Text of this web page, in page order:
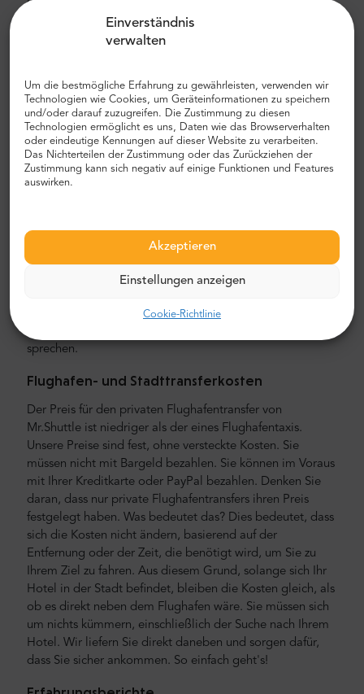
Einverständnis
verwalten
Um die bestmögliche Erfahrung zu gewährleisten, verwenden wir
Technologien wie Cookies, um Geräteinformationen zu speichern
und/oder darauf zuzugreifen. Die Zustimmung zu diesen
Technologien ermöglicht es uns, Daten wie das Browserverhalten
oder eindeutige Kennungen auf dieser Website zu verarbeiten.
Das Nichterteilen der Zustimmung oder das Zurückziehen der
Zustimmung kann sich negativ auf einige Funktionen und Features
auswirken.
Akzeptieren
Einstellungen anzeigen
Cookie-Richtlinie
ins Stadtzentrum dauert etwa 45 Minuten.Wir empfehlen
Ihnen, ein Auto und noch besser einen privaten
erreichen, ist der private Transport von Tür zu Tür. Auf
diese Weise sparen Sie viel Zeit, da Sie den
unangenehmen Prozess überspringen können, Ihre Route
herauszufinden, durch die Stadt zu navigieren und Ihren
Weg zu finden.
erschwinglichen Flughafentransfer? Reservieren Sie eines
bei Mr.Shuttle, einer Auswahl von Trip-Advisor-Nutzern für
Reisende. Wir bieten Tür-zu-Tür-Transport in neuen,
Minivans und Minibussen. Unsere Crew besteht aus
sprechen.
Flughafen- und Stadttransferkosten
Der Preis für den privaten Flughafentransfer von
Mr.Shuttle ist niedriger als der eines Flughafentaxis.
Unsere Preise sind fest, ohne versteckte Kosten. Sie
müssen nicht mit Bargeld bezahlen. Sie können im Voraus
mit Ihrer Kreditkarte oder PayPal bezahlen. Denken Sie
daran, dass nur private Flughafentransfers ihren Preis
festgelegt haben. Was bedeutet das? Dies bedeutet, dass
sich die Kosten nicht ändern, basierend auf der
Entfernung oder der Zeit, die benötigt wird, um Sie zu
Ihrem Ziel zu fahren. Aus diesem Grund, solange sich Ihr
Hotel in der Stadt befindet, bleiben die Kosten gleich, als
ob es direkt neben dem Flughafen wäre. Sie müssen sich
um nichts kümmern, einschließlich der Suche nach Ihrem
Hotel. Wir liefern Sie direkt daneben und sorgen dafür,
dass Sie sicher ankommen. So einfach geht's!